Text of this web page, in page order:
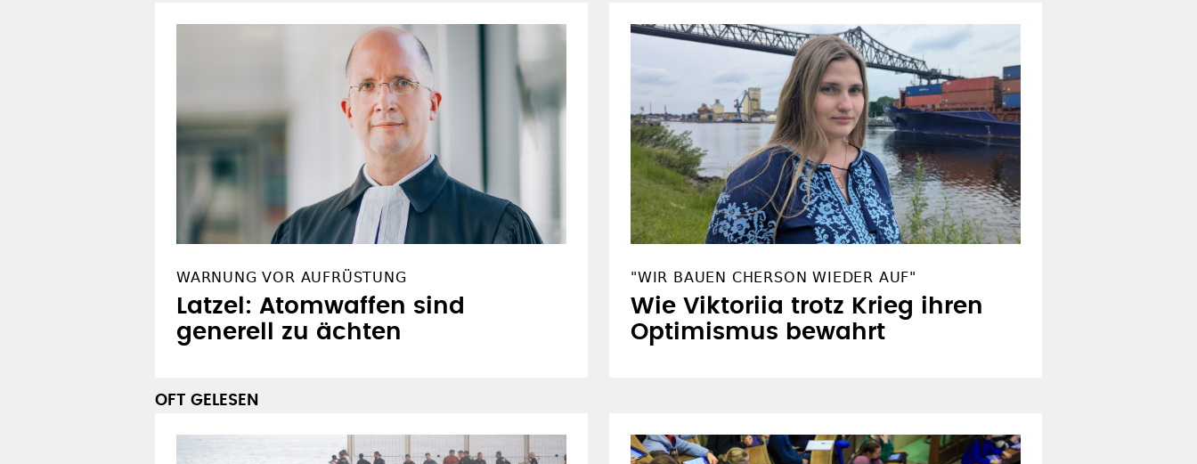
WARNUNG VOR AUFRÜSTUNG
Latzel: Atomwaffen sind
generell zu ächten
"WIR BAUEN CHERSON WIEDER AUF"
Wie Viktoriia trotz Krieg ihren
Optimismus bewahrt
OFT GELESEN